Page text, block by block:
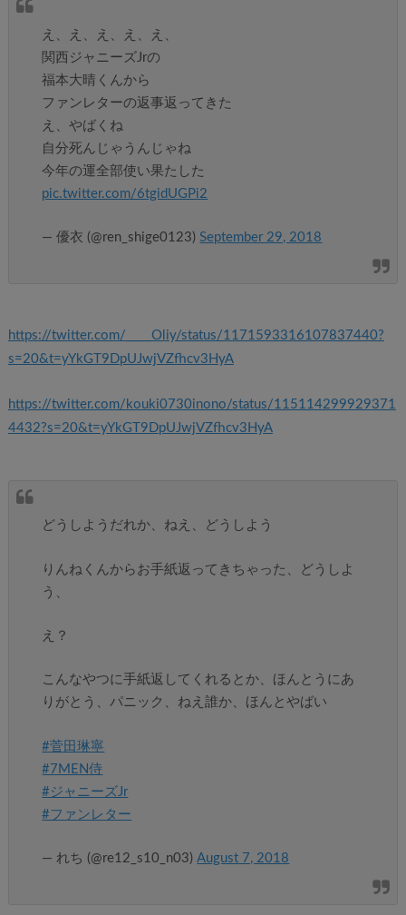
え、え、え、え、え、
関西ジャニーズJrの
福本大晴くんから
ファンレターの返事返ってきた
え、やばくね
自分死んじゃうんじゃね
今年の運全部使い果たした
pic.twitter.com/6tgidUGPi2
— 優衣 (@ren_shige0123)September 29, 2018
https://twitter.com/____Oliy/status/1171593316107837440?
s=20&t=yYkGT9DpUJwjVZfhcv3HyA
https://twitter.com/kouki0730inono/status/115114299929371
4432?s=20&t=yYkGT9DpUJwjVZfhcv3HyA
どうしようだれか、ねえ、どうしよう
りんねくんからお手紙返ってきちゃった、どうしよ
う、
え？
こんなやつに手紙返してくれるとか、ほんとうにあ
りがとう、パニック、ねえ誰か、ほんとやばい
#菅田琳寧
#7MEN侍
#ジャニーズJr
#ファンレター
— れち (@re12_s10_n03)August 7, 2018